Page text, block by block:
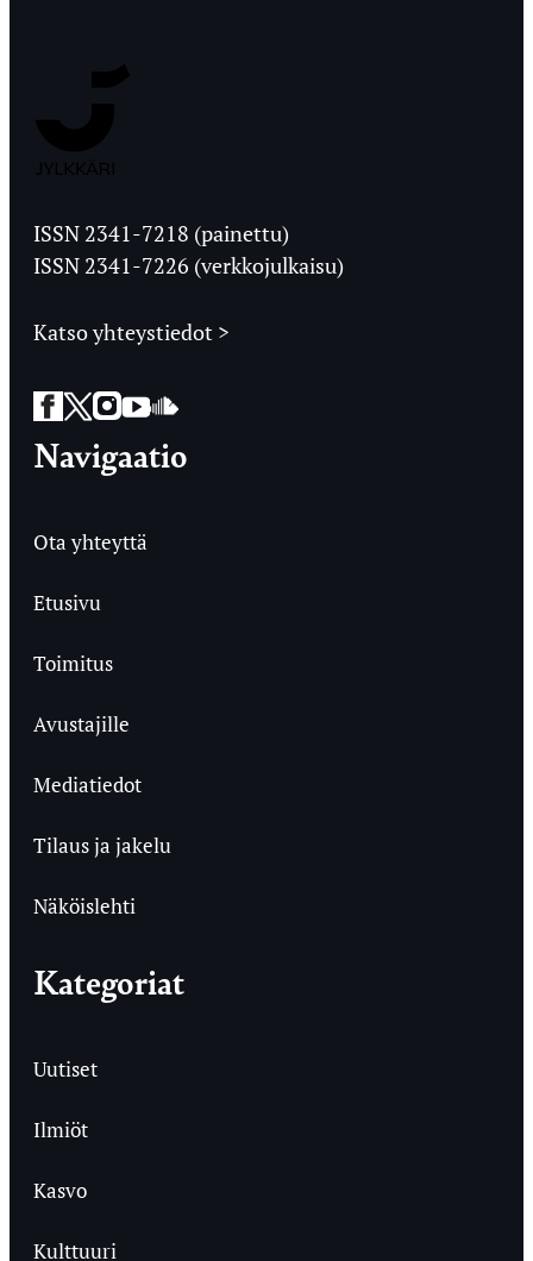
Ylioppilaslehti
ISSN 2341-7218 (painettu)
ISSN 2341-7226 (verkkojulkaisu)
Katso yhteystiedot >
Facebook
Twitter
Instagram
YouTube
SoundCloud
Navigaatio
Ota yhteyttä
Etusivu
Toimitus
Avustajille
Mediatiedot
Tilaus ja jakelu
Näköislehti
Kategoriat
Uutiset
Ilmiöt
Kasvo
Kulttuuri